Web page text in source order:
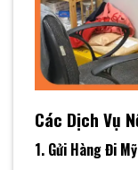
Các Dịch Vụ
1. Gửi Hàng Đi Mỹ